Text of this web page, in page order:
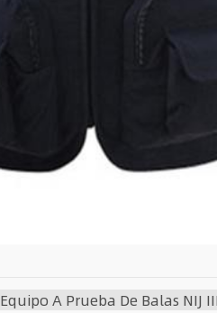
Equipo A Prueba De Balas NIJ